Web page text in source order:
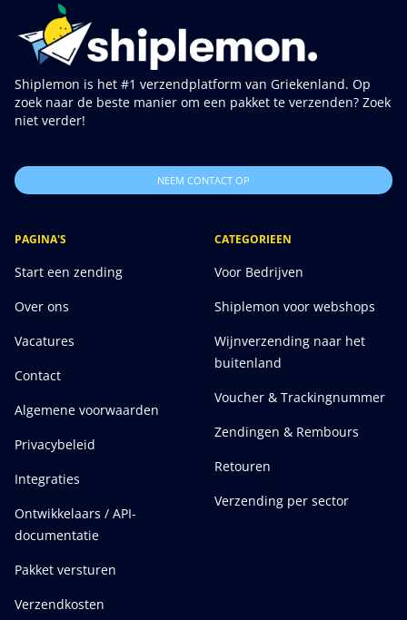
Shiplemon is het #1 verzendplatform van Griekenland. Op
zoek naar de beste manier om een pakket te verzenden? Zoek
niet verder!
NEEM CONTACT OP
PAGINA'S
Start een zending
Over ons
Vacatures
Contact
Algemene voorwaarden
Privacybeleid
Integraties
Ontwikkelaars / API-
documentatie
Pakket versturen
Verzendkosten
CATEGORIEEN
Voor Bedrijven
Shiplemon voor webshops
Wijnverzending naar het
buitenland
Voucher & Trackingnummer
Zendingen & Rembours
Retouren
Verzending per sector